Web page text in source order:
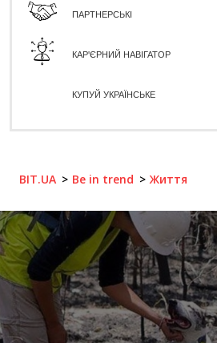
ПАРТНЕРСЬКІ
КАР'ЄРНИЙ НАВІГАТОР
КУПУЙ УКРАЇНСЬКЕ
BIT.UA Be in trend Життя